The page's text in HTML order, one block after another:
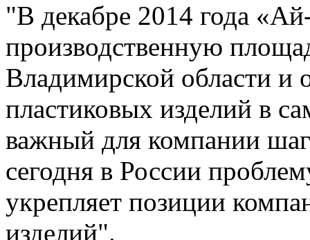
"В декабре 2014 года
производственную
Владимирской области и
пластиковых изделий в
важный для компании
сегодня в России
укрепляет позиции
изделий".